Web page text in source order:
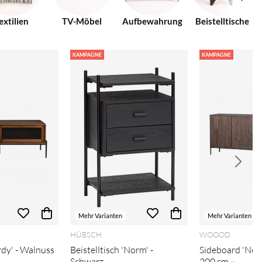
TV-Möbel Aufbewahrung Beistelltische
- Walnuss
KAMPAGNE
Mehr Varianten
HÜBSCH
Beistelltisch 'Norm' -
KAMPAGNE
Mehr Varianten
WOOOD
Sideboard